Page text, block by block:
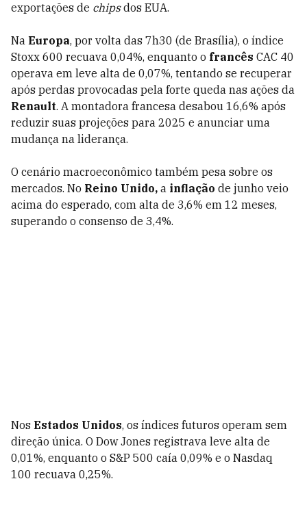
exportações de chipsdos EUA.
Na Europa, por volta das 7h30 (de Brasília), o índice
Stoxx 600 recuava 0,04%, enquanto o francês CAC 40
operava em leve alta de 0,07%, tentando se recuperar
após perdas provocadas pela forte queda nas ações da
Renault. A montadora francesa desabou 16,6% após
reduzir suas projeções para 2025 e anunciar uma
mudança na liderança.
O cenário macroeconômico também pesa sobre os
mercados. No Reino Unido, a inflação de junho veio
acima do esperado, com alta de 3,6% em 12 meses,
superando o consenso de 3,4%.
Nos Estados Unidos, os índices futuros operam sem
direção única. O Dow Jones registrava leve alta de
0,01%, enquanto o S&P 500 caía 0,09% e o Nasdaq
100 recuava 0,25%.